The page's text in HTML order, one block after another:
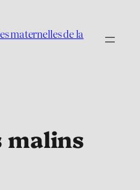
maternelles de la
malins